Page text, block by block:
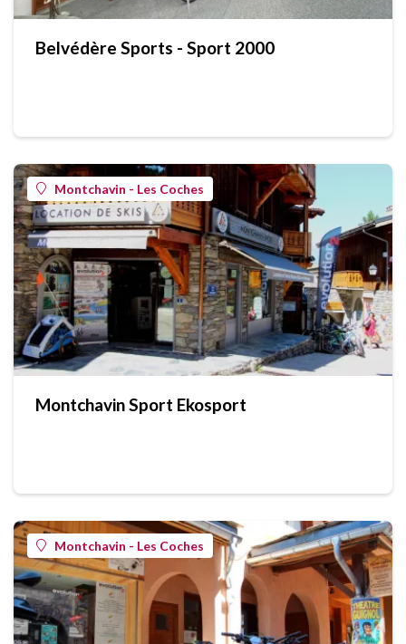
Belvédère Sports - Sport 2000
Montchavin - Les Coches
Montchavin Sport Ekosport
Montchavin - Les Coches